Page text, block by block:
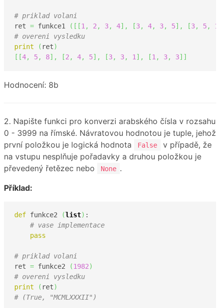
# priklad volani
ret = funkce1 ( [ [1 , 2 , 3, 4] , [3, 4, 3, 5] , [3, 5, 1
# overeni vysledku
print
( ret)
[ [4, 5, 8] , [2 , 4, 5] , [3, 3, 1 ] , [1 , 3, 3] ]
Hodnocení: 8b
2. Napište funkci pro konverzi arabského čísla v rozsahu
0 - 3999 na římské. Návratovou hodnotou je tuple, jehož
první položkou je logická hodnota
False
v případě, že
na vstupu nesplňuje pořadavky a druhou položkou je
převedený řetězec nebo
None .
Příklad:
def funkce2 (list) :
# vase implementace
pass
# priklad volani
ret = funkce2 (1982)
# overeni vysledku
print
( ret)
# (True, "MCMLXXXII")